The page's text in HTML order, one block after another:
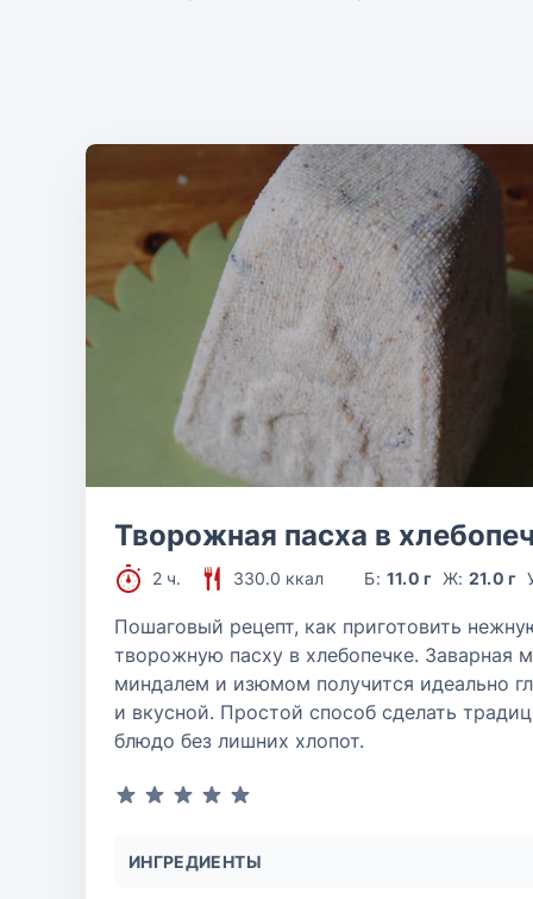
Творожная пасха в
2 ч. 330.0 ккал Б: 11.0 г Ж: 21.0 г
Пошаговый рецепт, как приготовить
творожную пасху в хлебопечке. Заварная
миндалем и изюмом получится идеально
и вкусной. Простой способ сделать
блюдо без лишних хлопот.
ИНГРЕДИЕНТЫ